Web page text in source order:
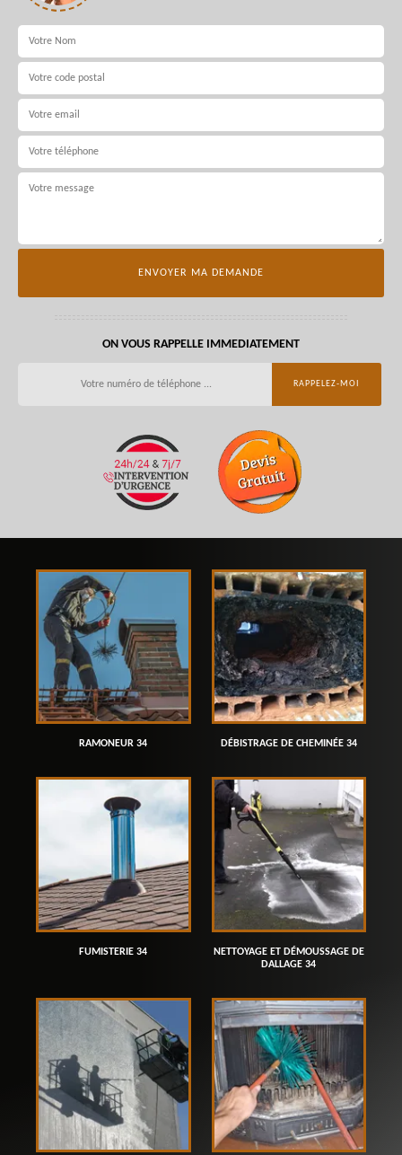
ON VOUS RAPPELLE IMMEDIATEMENT
RAMONEUR 34 DÉBISTRAGE DE CHEMINÉE 34
FUMISTERIE 34
NETTOYAGE ET DÉMOUSSAGE DE
DALLAGE 34